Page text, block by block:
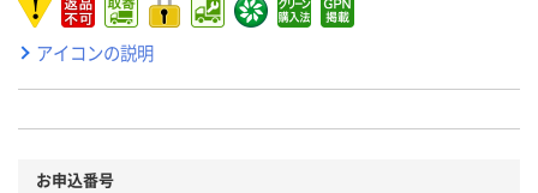
アイコンの説明
お申込番号